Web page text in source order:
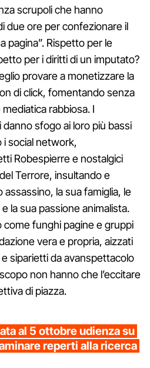
scrupoli che hanno
due ore per confezionare il
pagina”. Rispetto per le
per i diritti di un imputato?
provare a monetizzare la
di click, fomentando senza
rabbiosa. I
sfogo ai loro più bassi
i social network,
Robespierre e nostalgici
Terrore, insultando e
la sua famiglia, le
la sua passione animalista.
funghi pagine e gruppi
vera e propria, aizzati
siparietti da avanspettacolo
non hanno che l’eccitare
di piazza.
al 5 ottobre udienza su
reperti alla ricerca